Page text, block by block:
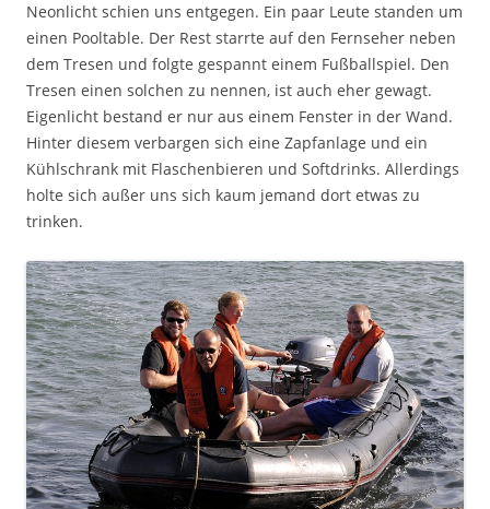
Neonlicht schien uns entgegen. Ein paar Leute standen um
einen Pooltable. Der Rest starrte auf den Fernseher neben
dem Tresen und folgte gespannt einem Fußballspiel. Den
Tresen einen solchen zu nennen, ist auch eher gewagt.
Eigenlicht bestand er nur aus einem Fenster in der Wand.
Hinter diesem verbargen sich eine Zapfanlage und ein
Kühlschrank mit Flaschenbieren und Softdrinks. Allerdings
holte sich außer uns sich kaum jemand dort etwas zu
trinken.